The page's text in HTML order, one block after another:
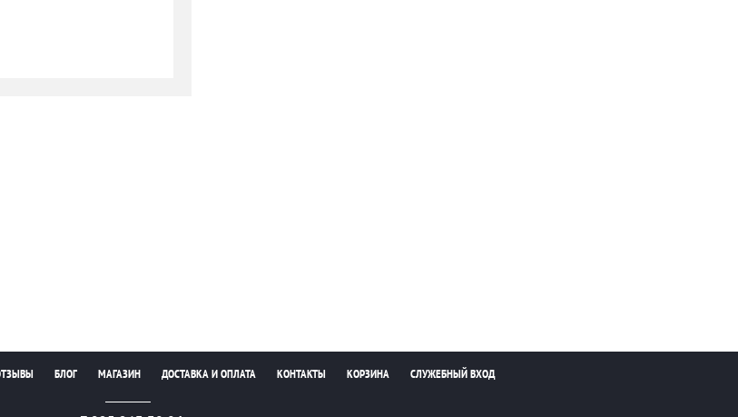
БЛОГ МАГАЗИН ДОСТАВКА И ОПЛАТА КОНТАКТЫ КОРЗИНА СЛУЖЕБНЫЙ ВХОД